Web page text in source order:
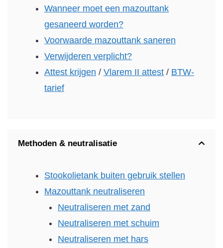
Wanneer moet een mazouttank
gesaneerd worden?
Voorwaarde mazouttank saneren
Verwijderen verplicht?
Attest krijgen / Vlarem II attest / BTW-
tarief
Methoden & neutralisatie
Stookolietank buiten gebruik stellen
Mazouttank neutraliseren
Neutraliseren met zand
Neutraliseren met schuim
Neutraliseren met hars